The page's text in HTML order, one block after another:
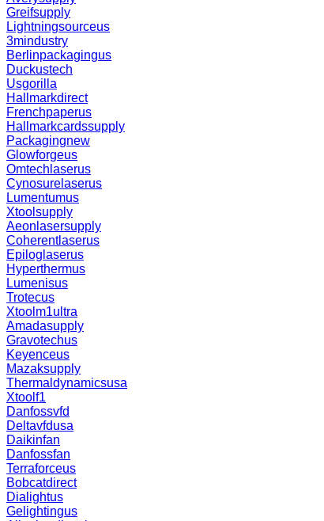
Greifsupply
Lightningsourceus
3mindustry
Berlinpackagingus
Duckustech
Usgorilla
Hallmarkdirect
Frenchpaperus
Hallmarkcardssupply
Packagingnew
Glowforgeus
Omtechlaserus
Cynosurelaserus
Lumentumus
Xtoolsupply
Aeonlasersupply
Coherentlaserus
Epiloglaserus
Hyperthermus
Lumenisus
Trotecus
Xtoolm1ultra
Amadasupply
Gravotechus
Keyenceus
Mazaksupply
Thermaldynamicsusa
Xtoolf1
Danfossvfd
Deltavfdusa
Daikinfan
Danfossfan
Terraforceus
Bobcatdirect
Dialightus
Gelightingus